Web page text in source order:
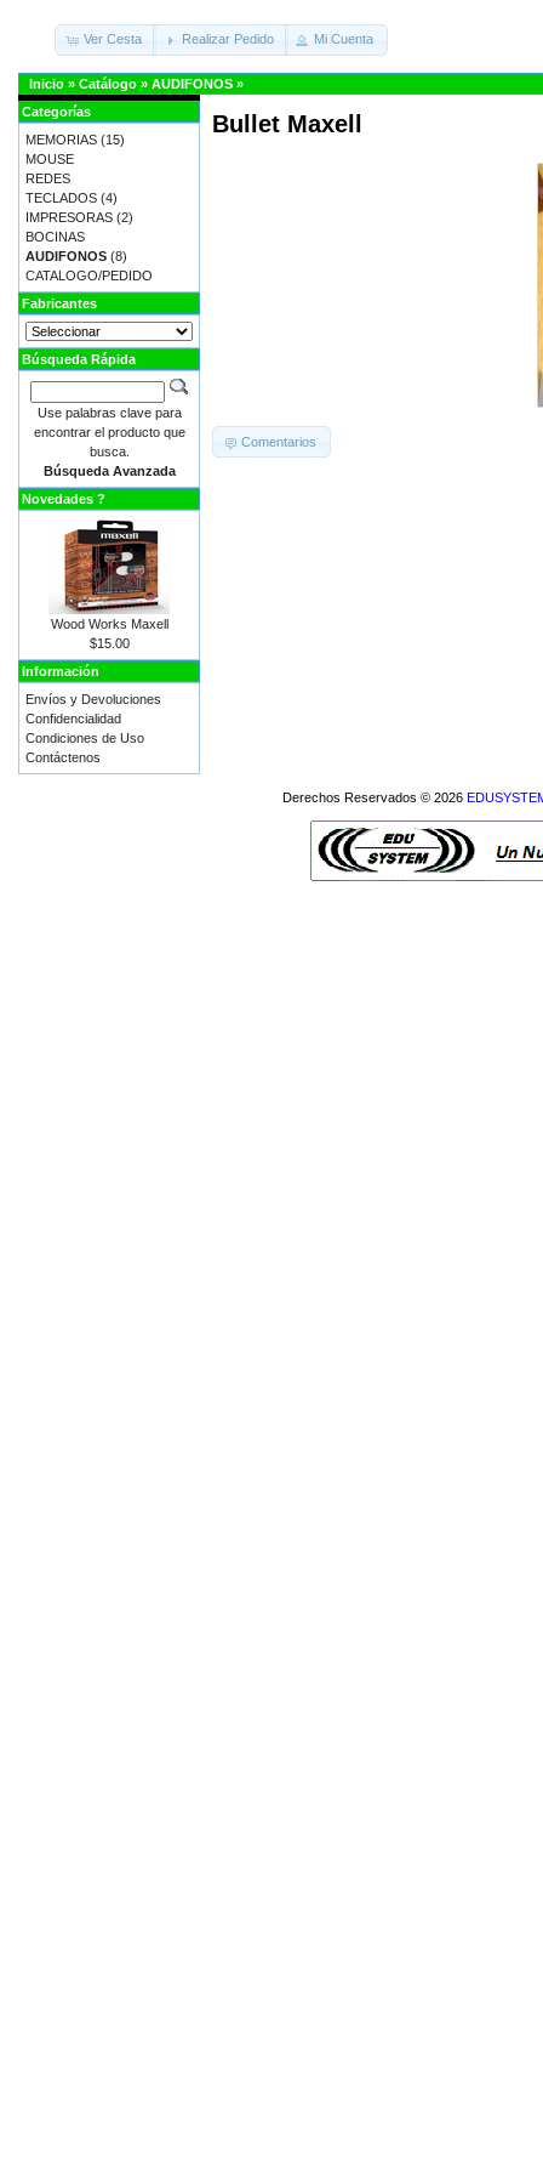
Ver Cesta Realizar Pedido Mi Cuenta
Inicio » Catálogo » AUDIFONOS »
Bullet Maxell
Comentarios
Categorías
MEMORIAS (15)
MOUSE
REDES
TECLADOS (4)
IMPRESORAS (2)
BOCINAS
AUDIFONOS (8)
CATALOGO/PEDIDO
Fabricantes
Búsqueda Rápida
Use palabras clave para
encontrar el producto que
busca.
Búsqueda Avanzada
Novedades ?
Wood Works Maxell
$15.00
Información
Envíos y Devoluciones
Confidencialidad
Condiciones de Uso
Contáctenos
Derechos Reservados © 2026